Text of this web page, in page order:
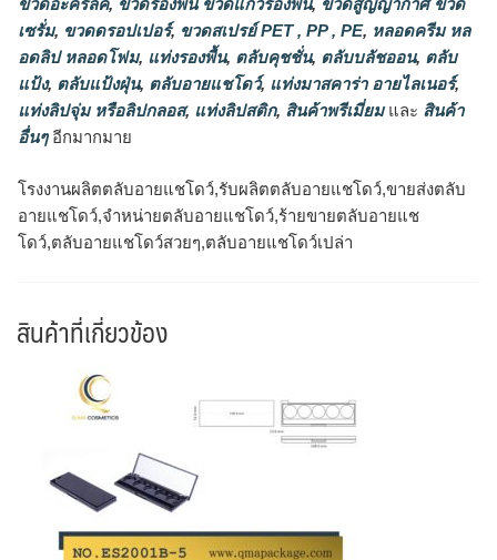
ขวดอะคริลิค, ขวดรองพื้น ขวดแก้วรองพื้น, ขวดสูญญากาศ ขวด
เซรั่ม, ขวดดรอปเปอร์, ขวดสเปรย์ PET , PP , PE, หลอดครีม หล
อดลิป หลอดโฟม, แท่งรองพื้น, ตลับคุชชั่น, ตลับบลัชออน, ตลับ
แป้ง, ตลับแป้งฝุ่น, ตลับอายแชโดว์, แท่งมาสคาร่า อายไลเนอร์,
แท่งลิปจุ่ม หรือลิปกลอส, แท่งลิปสติก, สินค้าพรีเมี่ยมและ สินค้า
อื่นๆอีกมากมาย
โรงงานผลิตตลับอายแชโดว์,รับผลิตตลับอายแชโดว์,ขายส่งตลับ
อายแชโดว์,จำหน่ายตลับอายแชโดว์,ร้ายขายตลับอายแช
โดว์,ตลับอายแชโดว์สวยๆ,ตลับอายแชโดว์เปล่า
สินค้าที่เกี่ยวข้อง